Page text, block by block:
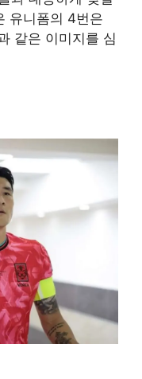
유니폼의 4번은
같은 이미지를 심